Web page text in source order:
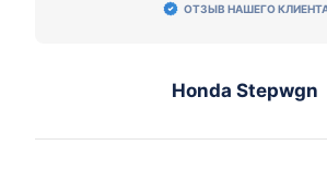
ОТЗЫВ НАШЕГО
Honda Stepwgn